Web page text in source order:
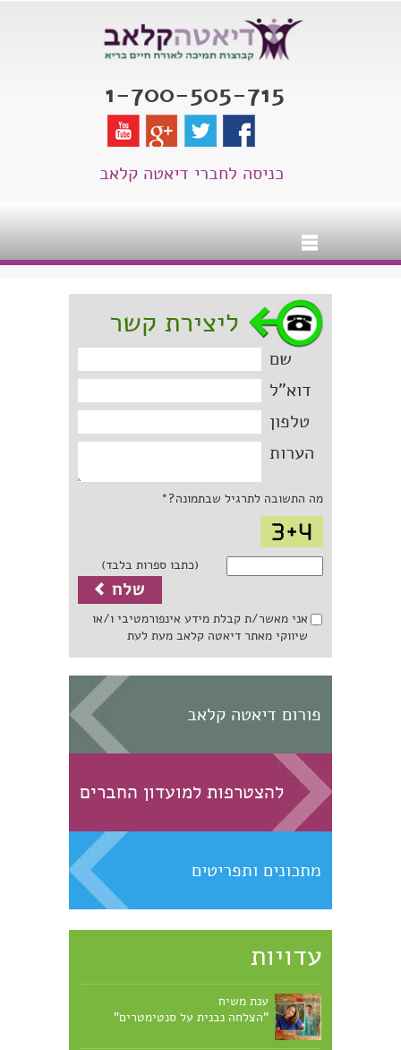
1-700-505-715
כניסה לחברי דיאטה קלאב
ליצירת קשר
שם
דוא"ל
טלפון
הערות
מה התשובה לתרגיל שבתמונה?*
(כתבו ספרות בלבד)
אני מאשר/ת קבלת מידע אינפורמטיבי ו/או
שיווקי מאתר דיאטה קלאב מעת לעת
פורום דיאטה קלאב
להצטרפות למועדון החברים
מתכונים ותפריטים
עדויות
ענת משיח
"הצלחה נבנית על סנטימטרים"